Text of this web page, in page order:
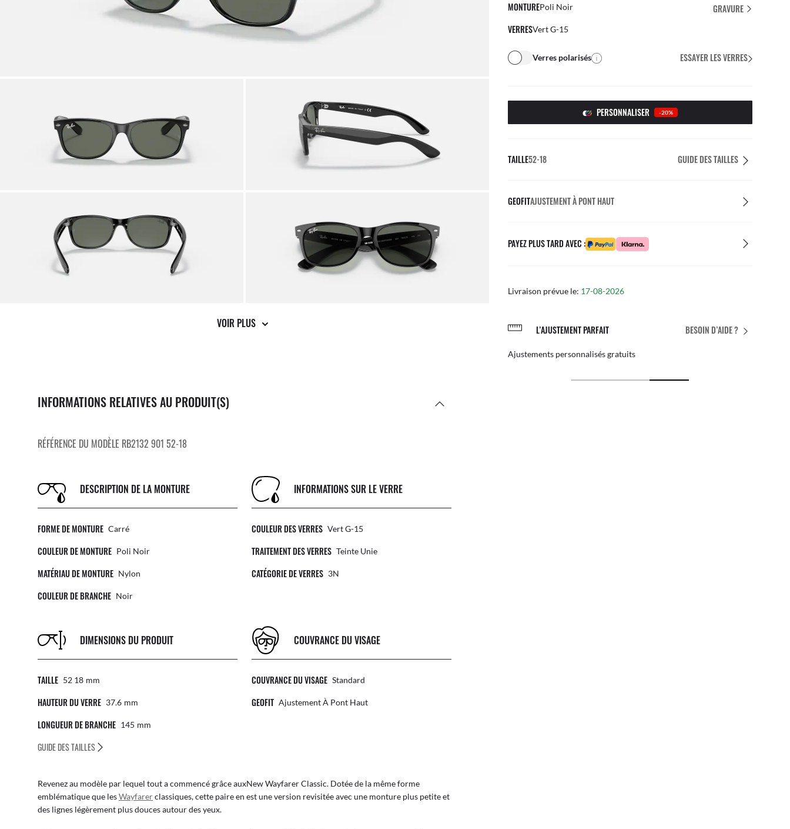
VOIR PLUS
INFORMATIONS RELATIVES AU PRODUIT(S)
RÉFÉRENCE DU MODÈLE RB2132 901 52-18
DESCRIPTION DE LA MONTURE
FORME DE MONTURE Carré
COULEUR DE MONTURE Poli Noir
MATÉRIAU DE MONTURE Nylon
COULEUR DE BRANCHE Noir
INFORMATIONS SUR LE VERRE
COULEUR DES VERRES Vert G-15
TRAITEMENT DES VERRES Teinte Unie
CATÉGORIE DE VERRES 3N
DIMENSIONS DU PRODUIT
TAILLE 52 18 Mm
HAUTEUR DU VERRE 37.6 Mm
LONGUEUR DE BRANCHE 145 Mm
GUIDE DES TAILLES
COUVRANCE DU VISAGE
COUVRANCE DU VISAGE Standard
GEOFIT Ajustement À Pont Haut
Revenez au modèle par lequel tout a commencé grâce auxNew Wayfarer Classic. Dotée de la même forme
emblématique que lesWayfarerclassiques, cette paire en est une version revisitée avec une monture plus petite et
des lignes légèrement plus douces autour des yeux.
MONTUREPoli Noir
GRAVURE
VERRESVert G-15
Verres polarisés ESSAYER LES VERRES
PERSONNALISER -20%
TAILLE52-18 GUIDE DES TAILLES
GEOFITAJUSTEMENT À PONT HAUT
PAYEZ PLUS TARD AVEC :
Livraison prévue le: 17-08-2026
BESOIN D’AIDE ?
SERVICE APRÈS-VENTE EN MAGASIN
Bénéficiez de l’expertise de nos équipes